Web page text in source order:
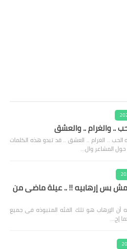
.. والغرام .. والعشق
.. الغرام .. العشق .. قد تبدو هذه الكلمات
حول المشاعر وال…
بس إرهابيه !! .. عيلة ماضى من
الإرهاب هو تلك الفئه المنبوذه فى جميع
إج…